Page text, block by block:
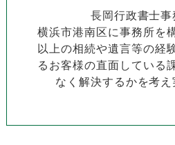
長岡行政書士事
横浜市港南区に事務所を
以上の相続や遺言等の経
るお客様の直面している
なく解決するかを考え